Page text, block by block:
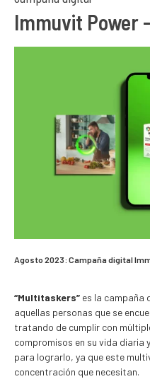
Immuvit Power
Agosto 2023: Campaña digital
“Multitaskers” es la campaña
aquellas personas que se
tratando de cumplir con
compromisos en su vida diaria
para lograrlo, ya que este
concentración que necesitan.